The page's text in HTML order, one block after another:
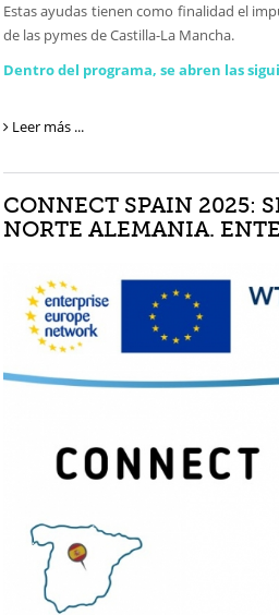
Estas ayudas tienen como finalidad el
de las pymes de Castilla-La Mancha.
Dentro del programa, se abren las
Leer más ...
CONNECT SPAIN 2025:
NORTE ALEMANIA.